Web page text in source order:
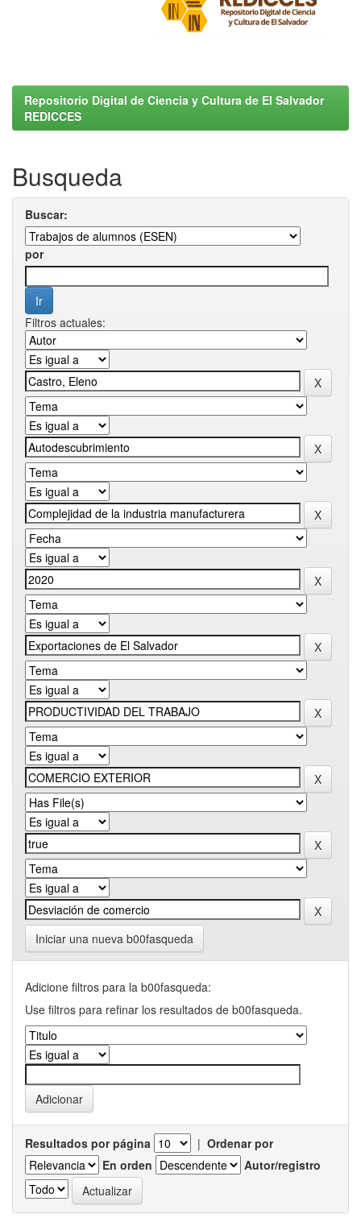
Repositorio Digital de Ciencia y Cultura de El Salvador
REDICCES
Busqueda
Buscar:
por
Filtros actuales:
Iniciar una nueva b00fasqueda
Adicione filtros para la b00fasqueda:
Use filtros para refinar los resultados de b00fasqueda.
Resultados por página | Ordenar por
En orden
Autor/registro